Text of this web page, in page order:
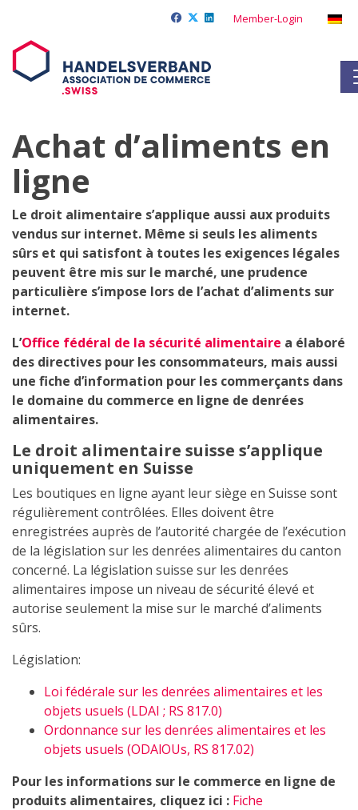
Member-Login
Achat d’aliments en
ligne
Le droit alimentaire s’applique aussi aux produits
vendus sur internet. Même si seuls les aliments
sûrs et qui satisfont à toutes les exigences légales
peuvent être mis sur le marché, une prudence
particulière s’impose lors de l’achat d’aliments sur
internet.
L’Office fédéral de la sécurité alimentaire a élaboré
des directives pour les consommateurs, mais aussi
une fiche d’information pour les commerçants dans
le domaine du commerce en ligne de denrées
alimentaires.
Le droit alimentaire suisse s’applique
uniquement en Suisse
Les boutiques en ligne ayant leur siège en Suisse sont
régulièrement contrôlées. Elles doivent être
enregistrées auprès de l’autorité chargée de l’exécution
de la législation sur les denrées alimentaires du canton
concerné. La législation suisse sur les denrées
alimentaires impose un niveau de sécurité élevé et
autorise seulement la mise sur le marché d’aliments
sûrs.
Législation:
Loi fédérale sur les denrées alimentaires et les
objets usuels (LDAI ; RS 817.0)
Ordonnance sur les denrées alimentaires et les
objets usuels (ODAlOUs, RS 817.02)
Pour les informations sur le commerce en ligne de
produits alimentaires, cliquez ici : Fiche